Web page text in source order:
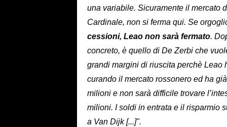
una variabile. Sicuramente il mercato
Cardinale, non si ferma qui. Se
cessioni, Leao non sarà fermato.
concreto, è quello di De Zerbi che
grandi margini di riuscita perchè Leao
curando il mercato rossonero ed ha
milioni e non sarà difficile trovare
milioni. I soldi in entrata e il risparmio
a Van Dijk [...]".